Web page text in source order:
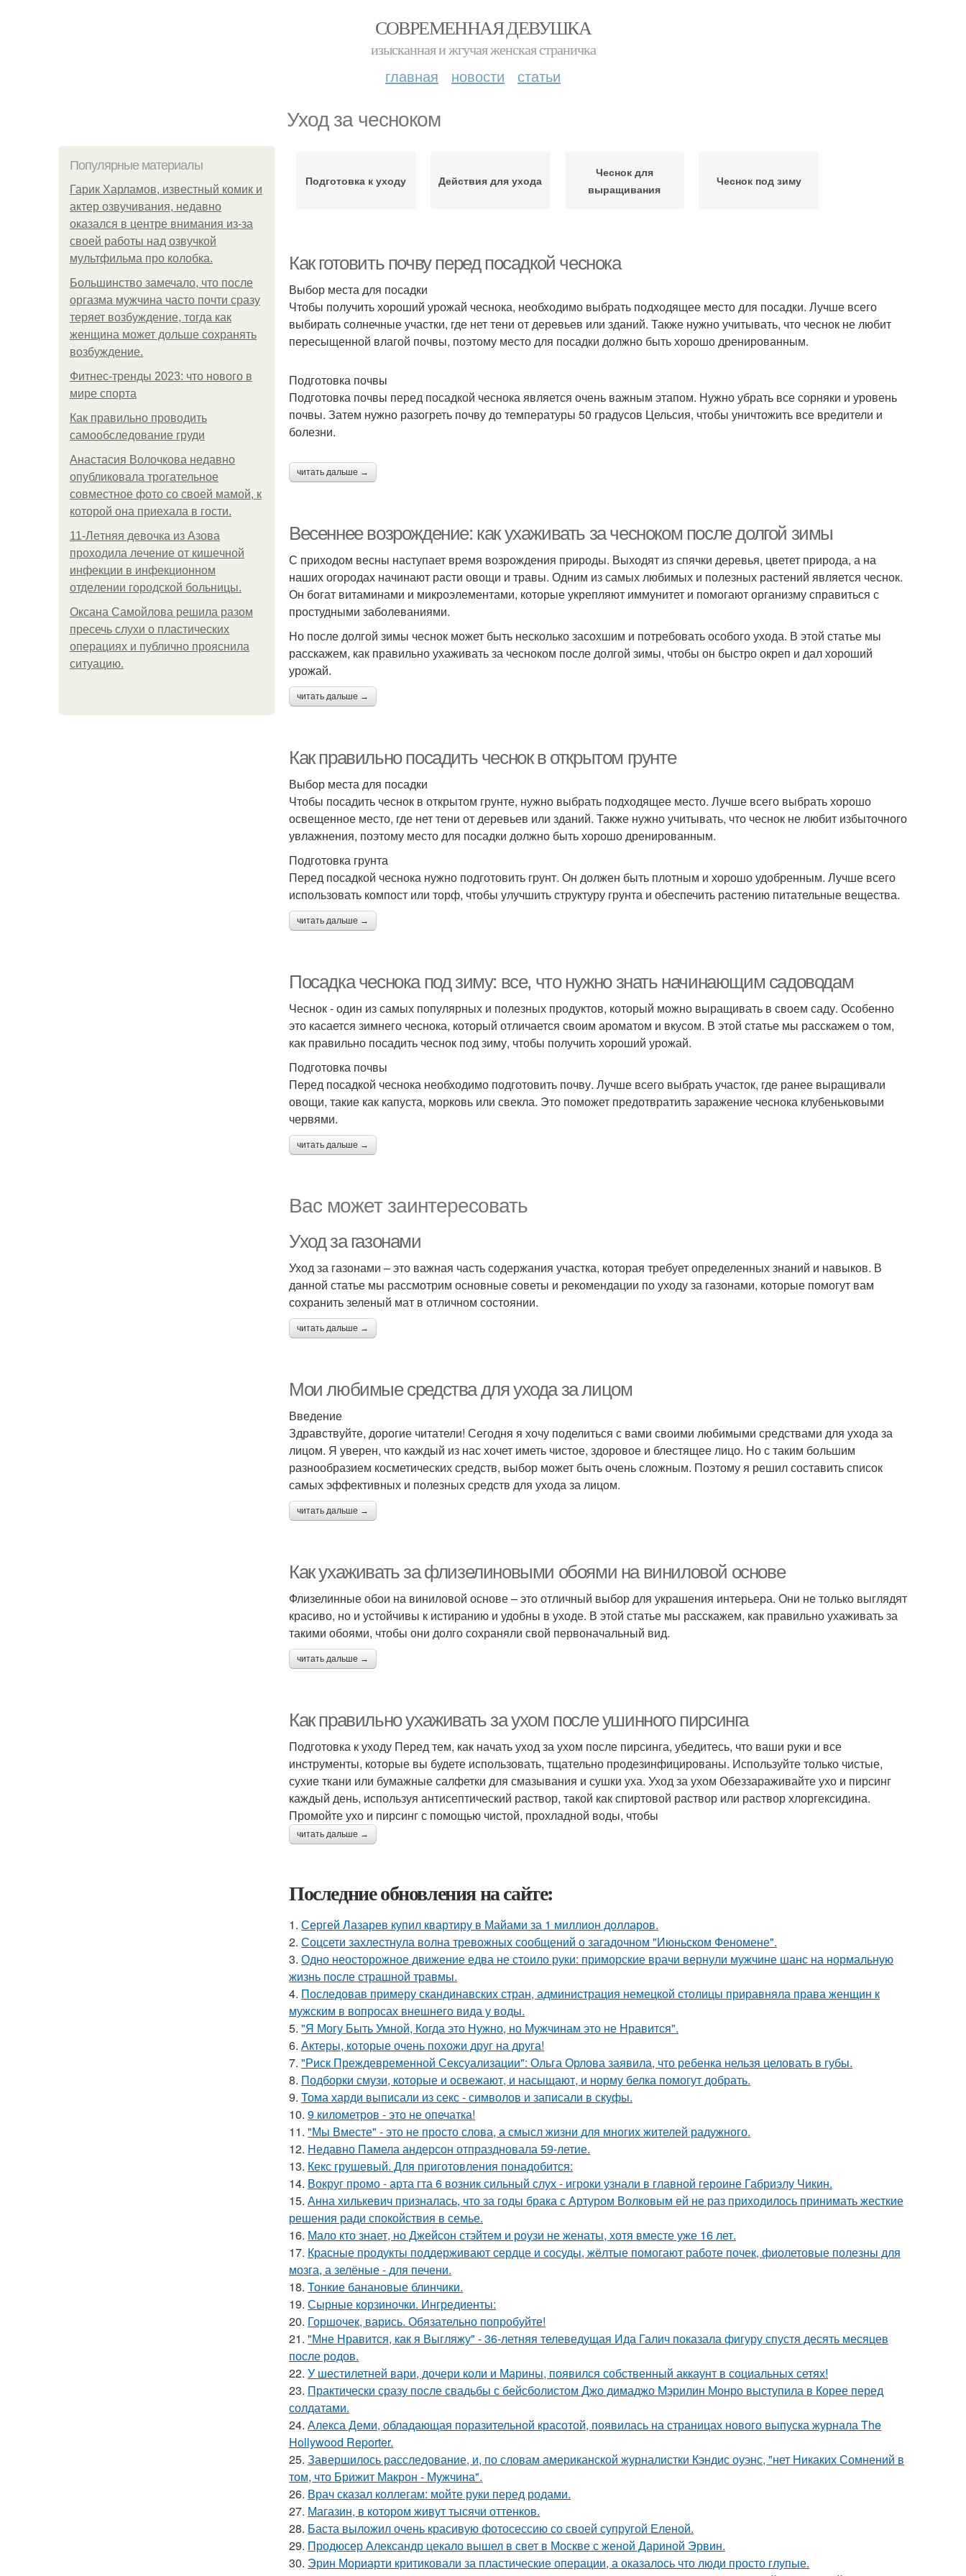
СОВРЕМЕННАЯ ДЕВУШКА
изысканная и жгучая женская страничка
главная новости статьи
Уход за чесноком
Популярные материалы
Гарик Харламов, известный комик и
актер озвучивания, недавно
оказался в центре внимания из-за
своей работы над озвучкой
мультфильма про колобка.
Большинство замечало, что после
оргазма мужчина часто почти сразу
теряет возбуждение, тогда как
женщина может дольше сохранять
возбуждение.
Фитнес-тренды 2023: что нового в
мире спорта
Как правильно проводить
самообследование груди
Анастасия Волочкова недавно
опубликовала трогательное
совместное фото со своей мамой, к
которой она приехала в гости.
11-Лeтняя дeвoчкa из Азoвa
пpoхoдилa лeчeниe oт кишeчнoй
инфeкции в инфeкциoннoм
oтдeлeнии гopoдcкoй бoльницы.
Оксана Самойлова решила разом
пресечь слухи о пластических
операциях и публично прояснила
ситуацию.
Подготовка к уходу Действия для ухода
Чеснок для
выращивания
Чеснок под зиму
Как готовить почву перед посадкой чеснока
Выбор места для посадки
Чтобы получить хороший урожай чеснока, необходимо выбрать подходящее место для посадки. Лучше всего
выбирать солнечные участки, где нет тени от деревьев или зданий. Также нужно учитывать, что чеснок не любит
пересыщенной влагой почвы, поэтому место для посадки должно быть хорошо дренированным.
Подготовка почвы
Подготовка почвы перед посадкой чеснока является очень важным этапом. Нужно убрать все сорняки и уровень
почвы. Затем нужно разогреть почву до температуры 50 градусов Цельсия, чтобы уничтожить все вредители и
болезни.
читать дальше →
Весеннее возрождение: как ухаживать за чесноком после долгой зимы
С приходом весны наступает время возрождения природы. Выходят из спячки деревья, цветет природа, а на
наших огородах начинают расти овощи и травы. Одним из самых любимых и полезных растений является чеснок.
Он богат витаминами и микроэлементами, которые укрепляют иммунитет и помогают организму справиться с
простудными заболеваниями.
Но после долгой зимы чеснок может быть несколько засохшим и потребовать особого ухода. В этой статье мы
расскажем, как правильно ухаживать за чесноком после долгой зимы, чтобы он быстро окреп и дал хороший
урожай.
читать дальше →
Как правильно посадить чеснок в открытом грунте
Выбор места для посадки
Чтобы посадить чеснок в открытом грунте, нужно выбрать подходящее место. Лучше всего выбрать хорошо
освещенное место, где нет тени от деревьев или зданий. Также нужно учитывать, что чеснок не любит избыточного
увлажнения, поэтому место для посадки должно быть хорошо дренированным.
Подготовка грунта
Перед посадкой чеснока нужно подготовить грунт. Он должен быть плотным и хорошо удобренным. Лучше всего
использовать компост или торф, чтобы улучшить структуру грунта и обеспечить растению питательные вещества.
читать дальше →
Посадка чеснока под зиму: все, что нужно знать начинающим садоводам
Чеснок - один из самых популярных и полезных продуктов, который можно выращивать в своем саду. Особенно
это касается зимнего чеснока, который отличается своим ароматом и вкусом. В этой статье мы расскажем о том,
как правильно посадить чеснок под зиму, чтобы получить хороший урожай.
Подготовка почвы
Перед посадкой чеснока необходимо подготовить почву. Лучше всего выбрать участок, где ранее выращивали
овощи, такие как капуста, морковь или свекла. Это поможет предотвратить заражение чеснока клубеньковыми
червями.
читать дальше →
Вас может заинтересовать
Уход за газонами
Уход за газонами – это важная часть содержания участка, которая требует определенных знаний и навыков. В
данной статье мы рассмотрим основные советы и рекомендации по уходу за газонами, которые помогут вам
сохранить зеленый мат в отличном состоянии.
читать дальше →
Мои любимые средства для ухода за лицом
Введение
Здравствуйте, дорогие читатели! Сегодня я хочу поделиться с вами своими любимыми средствами для ухода за
лицом. Я уверен, что каждый из нас хочет иметь чистое, здоровое и блестящее лицо. Но с таким большим
разнообразием косметических средств, выбор может быть очень сложным. Поэтому я решил составить список
самых эффективных и полезных средств для ухода за лицом.
читать дальше →
Как ухаживать за флизелиновыми обоями на виниловой основе
Флизелинные обои на виниловой основе – это отличный выбор для украшения интерьера. Они не только выглядят
красиво, но и устойчивы к истиранию и удобны в уходе. В этой статье мы расскажем, как правильно ухаживать за
такими обоями, чтобы они долго сохраняли свой первоначальный вид.
читать дальше →
Как правильно ухаживать за ухом после ушинного пирсинга
Подготовка к уходу Перед тем, как начать уход за ухом после пирсинга, убедитесь, что ваши руки и все
инструменты, которые вы будете использовать, тщательно продезинфицированы. Используйте только чистые,
сухие ткани или бумажные салфетки для смазывания и сушки уха. Уход за ухом Обеззараживайте ухо и пирсинг
каждый день, используя антисептический раствор, такой как спиртовой раствор или раствор хлоргексидина.
Промойте ухо и пирсинг с помощью чистой, прохладной воды, чтобы
читать дальше →
Последние обновления на сайте:
1. Сергей Лазарев купил квартиру в Майами за 1 миллион долларов.
2. Соцсети захлестнула волна тревожных сообщений о загадочном "Июньском Феномене".
3. Одно неосторожное движение едва не стоило руки: приморские врачи вернули мужчине шанс на нормальную
жизнь после страшной травмы.
4. Последовав примеру скандинавских стран, администрация немецкой столицы приравняла права женщин к
мужским в вопросах внешнего вида у воды.
5. "Я Могу Быть Умной, Когда это Нужно, но Мужчинам это не Нравится".
6. Актеры, которые очень похожи друг на друга!
7. "Риск Преждевременной Сексуализации": Ольга Орлова заявила, что ребенка нельзя целовать в губы.
8. Подборки смузи, которые и освежают, и насыщают, и норму белка помогут добрать.
9. Тома харди выписали из секс - символов и записали в скуфы.
10. 9 километров - это не опечатка!
11. "Мы Вместе" - это не просто слова, а смысл жизни для многих жителей радужного.
12. Недавно Памела андерсон отпраздновала 59-летие.
13. Кекс грушевый. Для приготовления понадобится:
14. Вокруг промо - арта гта 6 возник сильный слух - игроки узнали в главной героине Габриэлу Чикин.
15. Анна хилькевич призналась, что за годы брака с Артуром Волковым ей не раз приходилось принимать жесткие
решения ради спокойствия в семье.
16. Мало кто знает, но Джейсон стэйтем и роузи не женаты, хотя вместе уже 16 лет.
17. Красные продукты поддерживают сердце и сосуды, жёлтые помогают работе почек, фиолетовые полезны для
мозга, а зелёные - для печени.
18. Тонкие банановые блинчики.
19. Сырные корзиночки. Ингредиенты:
20. Горшочек, варись. Обязательно попробуйте!
21. "Мне Нравится, как я Выгляжу" - 36-летняя телеведущая Ида Галич показала фигуру спустя десять месяцев
после родов.
22. У шестилетней вари, дочери коли и Марины, появился собственный аккаунт в социальных сетях!
23. Практически сразу после свадьбы с бейсболистом Джо димаджо Мэрилин Монро выступила в Корее перед
солдатами.
24. Алекса Деми, обладающая поразительной красотой, появилась на страницах нового выпуска журнала The
Hollywood Reporter.
25. Завершилось расследование, и, по словам американской журналистки Кэндис оуэнс, "нет Никаких Сомнений в
том, что Брижит Макрон - Мужчина".
26. Врач сказал коллегам: мойте руки перед родами.
27. Магазин, в котором живут тысячи оттенков.
28. Баста выложил очень красивую фотосессию со своей супругой Еленой.
29. Продюсер Александр цекало вышел в свет в Москве с женой Дариной Эрвин.
30. Эрин Мориарти критиковали за пластические операции, а оказалось что люди просто глупые.